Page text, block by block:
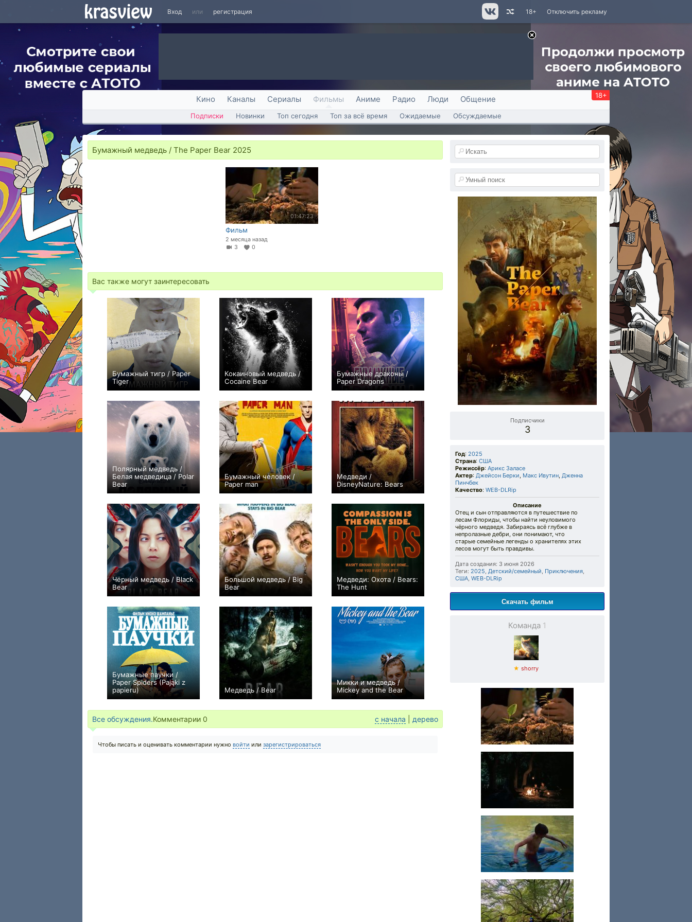
Вход или регистрация Отключить рекламу
18+
Кино Каналы Сериалы Фильмы Аниме Радио Люди Общение 18+
Подписки Новинки Топ сегодня Топ за всё время Ожидаемые Обсуждаемые
Бумажный медведь / The Paper Bear 2025
01:47:23
Фильм
2 месяца назад
3
0
Вас также могут заинтересовать
Бумажный тигр / Paper
Tiger
0
Кокаиновый медведь /
Cocaine Bear
+83
Бумажные драконы /
Paper Dragons
0
Полярный медведь /
Белая медведица / Polar
Bear
+1
Бумажный человек /
Paper man
+4
Медведи /
DisneyNature: Bears
+14
Чёрный медведь / Black
Bear
+1
Большой медведь / Big
Bear
0
Медведи: Охота / Bears:
The Hunt
0
Бумажные паучки /
Paper Spiders (Pająki z
papieru)
0
Медведь / Bear
0
Микки и медведь /
Mickey and the Bear
+1
Все обсуждения.Комментарии 0 с начала дерево
Чтобы писать и оценивать комментарии нужно войти или зарегистрироваться
Подписчики
3
Год: 2025
Страна: США
Режиссёр: Арикс Заласе
Актер: Джейсон Берки, Макс Ивутин, Дженна
Пинчбек
Качество: WEB-DLRip
Описание
Отец и сын отправляются в путешествие по
лесам Флориды, чтобы найти неуловимого
чёрного медведя. Забираясь всё глубже в
непролазные дебри, они понимают, что
старые семейные легенды о хранителях этих
лесов могут быть правдивы.
Дата создания: 3 июня 2026
Теги: 2025, Детский/семейный, Приключения,
США, WEB-DLRip
Скачать фильм
Команда 1
★ shorry